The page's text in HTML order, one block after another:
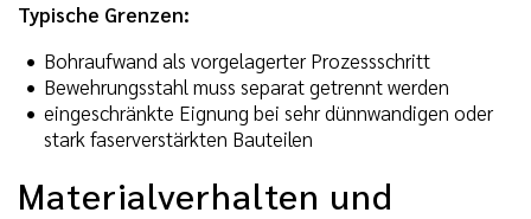
Typische Grenzen:
Bohraufwand als vorgelagerter Prozessschritt
Bewehrungsstahl muss separat getrennt werden
eingeschränkte Eignung bei sehr dünnwandigen oder
stark faserverstärkten Bauteilen
Materialverhalten und